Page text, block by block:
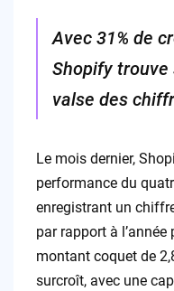
Avec 31% de
Shopify trouve
valse des
Le mois dernier,
performance du
enregistrant un
par rapport à
montant coquet de
surcroît, avec une